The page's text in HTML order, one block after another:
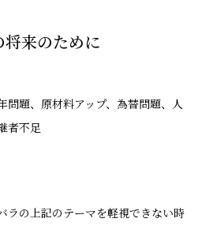
来のために
問題、原材料アップ、為替問題、人
者不足
ラの上記のテーマを軽視できない時